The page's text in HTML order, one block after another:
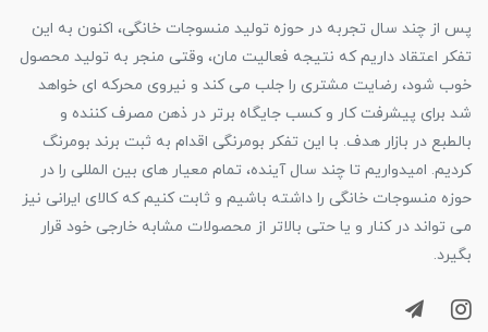
پس از چند سال تجربه در حوزه تولید منسوجات خانگی، اکنون به این
تفکر اعتقاد داریم که نتیجه فعالیت مان، وقتی منجر به تولید محصول
خوب شود، رضایت مشتری را جلب می کند و نیروی محرکه ای خواهد
شد برای پیشرفت کار و کسب جایگاه برتر در ذهن مصرف کننده و
بالطبع در بازار هدف. با این تفکر بومرنگی اقدام به ثبت برند بومرنگ
کردیم. امیدواریم تا چند سال آینده، تمام معیار های بین المللی را در
حوزه منسوجات خانگی را داشته باشیم و ثابت کنیم که کالای ایرانی نیز
می تواند در کنار و یا حتی بالاتر از محصولات مشابه خارجی خود قرار
بگیرد.